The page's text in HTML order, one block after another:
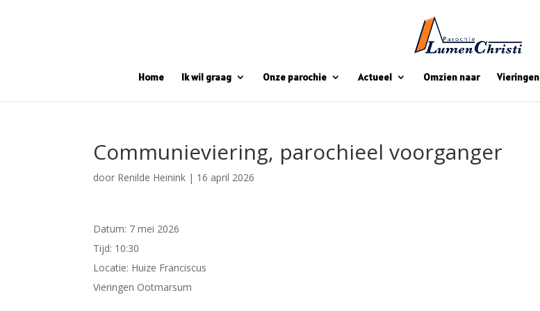
Home Ik wil graag Onze parochie Actueel Omzien naar Vieringen
Communieviering, parochieel voorganger
door Renilde Heinink | 16 april 2026
Datum: 7 mei 2026
Tijd: 10:30
Locatie: Huize Franciscus
Vieringen Ootmarsum